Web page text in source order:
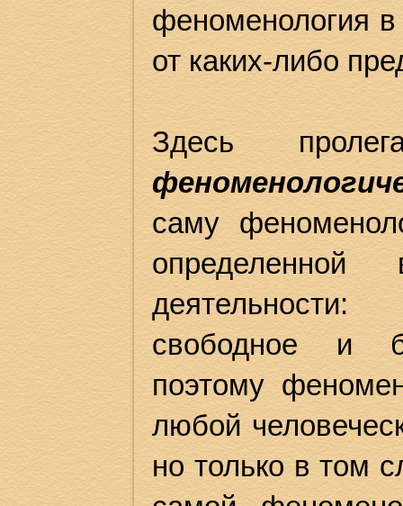
феноменология в
от каких-либо
Здесь
саму
деятельности:
свободное и
поэтому
любой
но только в том